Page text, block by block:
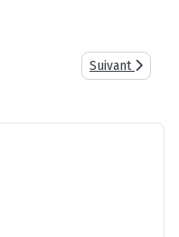
Article suivant
Suivant